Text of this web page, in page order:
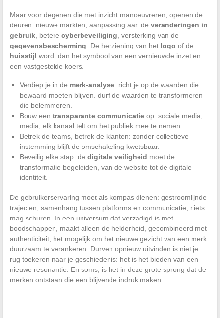
Maar voor degenen die met inzicht manoeuvreren, openen de
deuren: nieuwe markten, aanpassing aan de veranderingen in
gebruik, betere cyberbeveiliging , versterking van de
gegevensbescherming . De herziening van het logo of de
huisstijl wordt dan het symbool van een vernieuwde inzet en
een vastgestelde koers.
Verdiep je in de merk-analyse: richt je op de waarden die
bewaard moeten blijven, durf de waarden te transformeren
die belemmeren.
Bouw een transparante communicatieop: sociale media,
media, elk kanaal telt om het publiek mee te nemen.
Betrek de teams, betrek de klanten: zonder collectieve
instemming blijft de omschakeling kwetsbaar.
Beveilig elke stap: de digitale veiligheid moet de
transformatie begeleiden, van de website tot de digitale
identiteit.
De gebruikerservaring moet als kompas dienen: gestroomlijnde
trajecten, samenhang tussen platforms en communicatie, niets
mag schuren. In een universum dat verzadigd is met
boodschappen, maakt alleen de helderheid, gecombineerd met
authenticiteit, het mogelijk om het nieuwe gezicht van een merk
duurzaam te verankeren. Durven opnieuw uitvinden is niet je
rug toekeren naar je geschiedenis: het is het bieden van een
nieuwe resonantie. En soms, is het in deze grote sprong dat de
merken ontstaan die een blijvende indruk maken.